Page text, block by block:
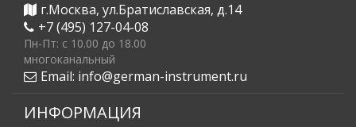
г.Москва, ул.Братиславская, д.14
+7 (495) 127-04-08
Пн-Пт: c 10.00 до 18.00
многоканальный
Email: info@german-instrument.ru
ИНФОРМАЦИЯ